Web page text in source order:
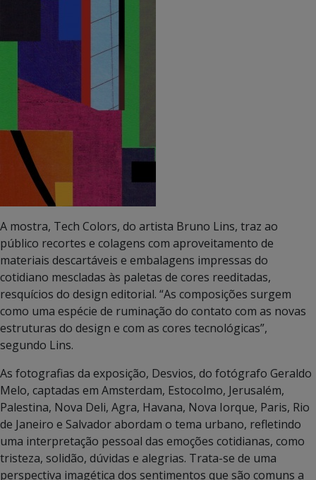
A mostra, Tech Colors, do artista Bruno Lins, traz ao
público recortes e colagens com aproveitamento de
materiais descartáveis e embalagens impressas do
cotidiano mescladas às paletas de cores reeditadas,
resquícios do design editorial. “As composições surgem
como uma espécie de ruminação do contato com as novas
estruturas do design e com as cores tecnológicas”,
segundo Lins.
As fotografias da exposição, Desvios, do fotógrafo Geraldo
Melo, captadas em Amsterdam, Estocolmo, Jerusalém,
Palestina, Nova Deli, Agra, Havana, Nova Iorque, Paris, Rio
de Janeiro e Salvador abordam o tema urbano, refletindo
uma interpretação pessoal das emoções cotidianas, como
tristeza, solidão, dúvidas e alegrias. Trata-se de uma
perspectiva imagética dos sentimentos que são comuns a